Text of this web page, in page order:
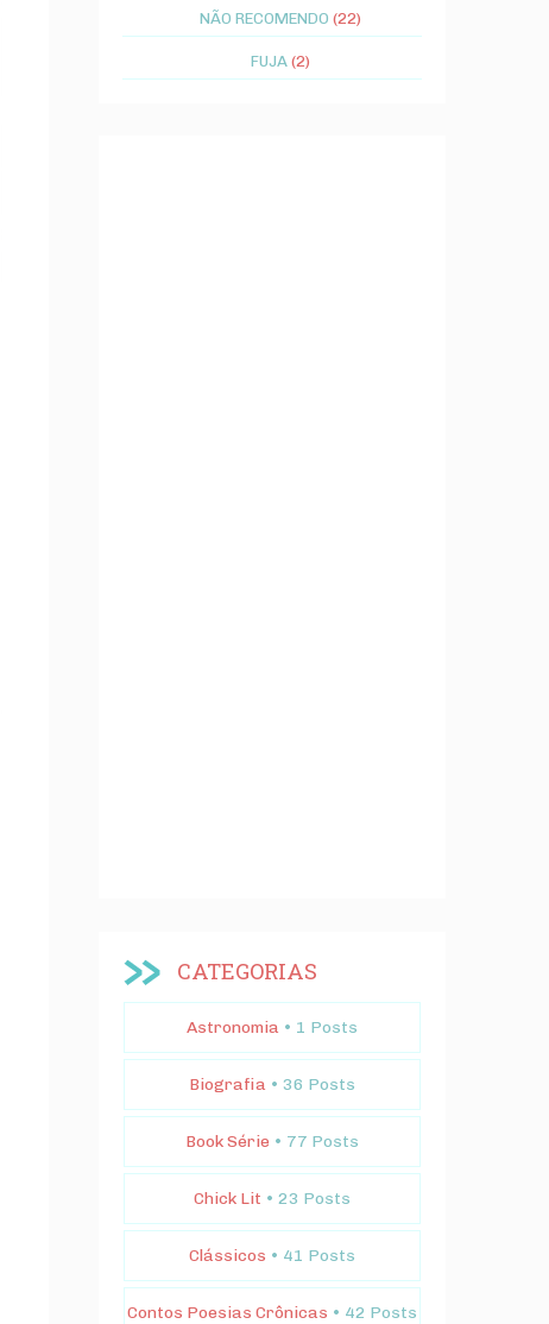
NÃO RECOMENDO (22)
FUJA (2)
CATEGORIAS
Astronomia • 1 Posts
Biografia • 36 Posts
Book Série • 77 Posts
Chick Lit • 23 Posts
Clássicos • 41 Posts
Contos Poesias Crônicas • 42 Posts